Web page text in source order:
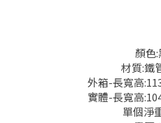
顏色
材質:鐵
外箱-長寬高
實體-長寬高
單個淨